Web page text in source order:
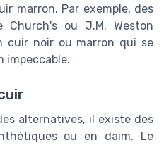
marron. Par exemple, des
Church's ou J.M. Weston
cuir noir ou marron qui se
impeccable.
alternatives, il existe des
ou en daim. Le